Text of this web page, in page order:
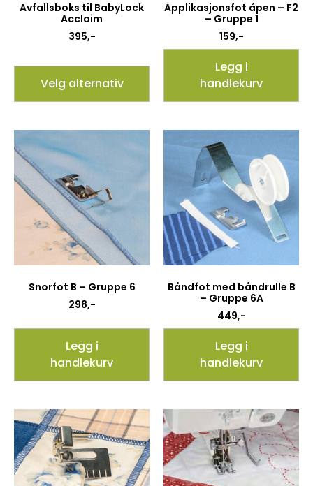
Avfallsboks til BabyLock
Acclaim
395,-
Velg alternativ
Applikasjonsfot åpen – F2
– Gruppe 1
159,-
Legg i
handlekurv
Snorfot B – Gruppe 6
298,-
Legg i
handlekurv
Båndfot med båndrulle B
– Gruppe 6A
449,-
Legg i
handlekurv